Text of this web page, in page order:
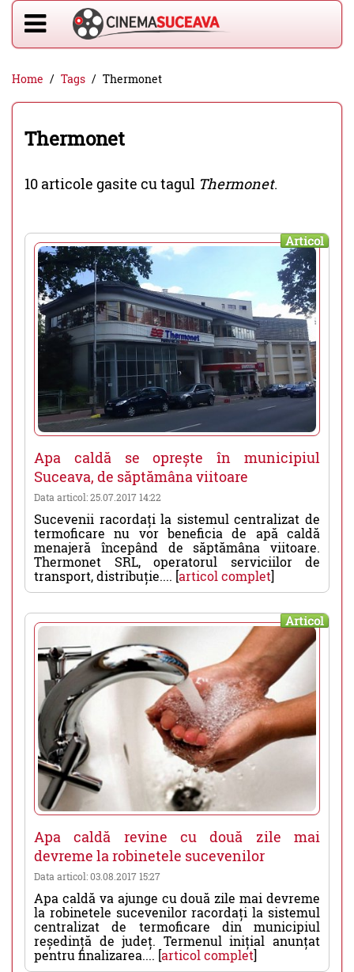
Home Tags Thermonet
Thermonet
10 articole gasite cu tagul Thermonet.
Articol
Apa caldă se oprește în municipiul
Suceava, de săptămâna viitoare
Data articol: 25.07.2017 14:22
Sucevenii racordați la sistemul centralizat de
termoficare nu vor beneficia de apă caldă
menajeră începând de săptămâna viitoare.
Thermonet SRL, operatorul serviciilor de
transport, distribuție.... [articol complet]
Articol
Apa caldă revine cu două zile mai
devreme la robinetele sucevenilor
Data articol: 03.08.2017 15:27
Apa caldă va ajunge cu două zile mai devreme
la robinetele sucevenilor racordați la sistemul
centralizat de termoficare din municipiul
reședință de județ. Termenul inițial anunțat
pentru finalizarea.... [articol complet]